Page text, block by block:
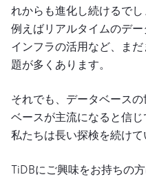
れからも進化し続けるでし
例えばリアルタイムのデ
インフラの活用など、ま
題が多くあります。
それでも、データベース
ベースが主流になると信じ
私たちは長い探検を続けて
TiDBにご興味をお持ちの